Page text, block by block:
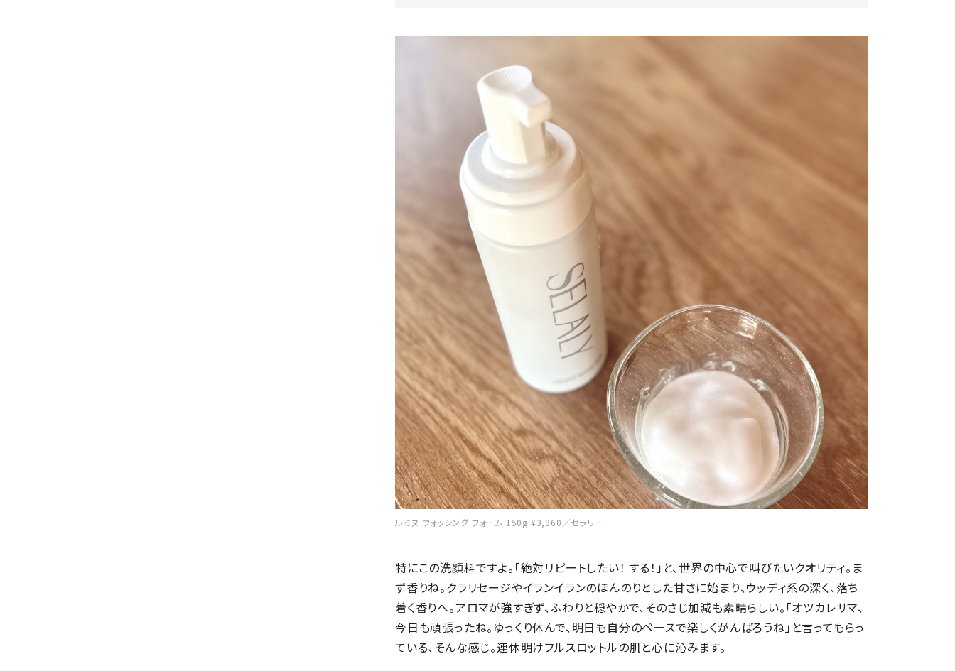
ルミヌ ウォッシング フォーム 150g ¥3,960／セラリー
特にこの洗顔料ですよ。「絶対リピートしたい！ する！」と、世界の中心で叫びたいクオリティ。ま
ず香りね。クラリセージやイランイランのほんのりとした甘さに始まり、ウッディ系の深く、落ち
着く香りへ。アロマが強すぎず、ふわりと穏やかで、そのさじ加減も素晴らしい。「オツカレサマ、
今日も頑張ったね。ゆっくり休んで、明日も自分のペースで楽しくがんばろうね」と言ってもらっ
ている、そんな感じ。連休明けフルスロットルの肌と心に沁みます。